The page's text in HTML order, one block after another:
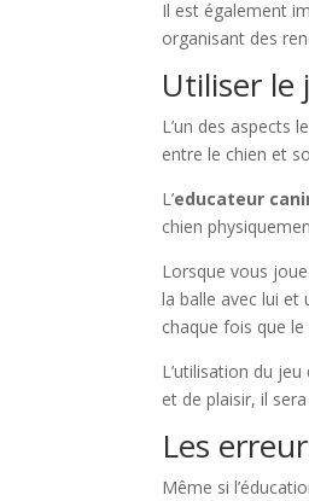
Il est également
organisant des
Utiliser le
L’un des aspects
entre le chien et
L’educateur
chien
Lorsque vous
la balle avec lui
chaque fois que
L’utilisation du
et de plaisir, il
Les
Même si